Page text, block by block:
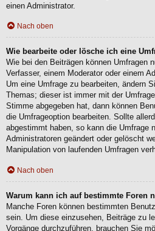
einen Administrator.
Nach oben
Wie bearbeite oder lösche ich eine
Wie bei den Beiträgen können Umfragen
Verfasser, einem Moderator oder einem
Um eine Umfrage zu bearbeiten, ändern
Themas; dieser ist immer mit der
Stimme abgegeben hat, dann können
die Umfrageoption bearbeiten. Sollte
abgestimmt haben, so kann die Umfrage
Administratoren geändert oder gelöscht
Manipulation von laufenden Umfragen
Nach oben
Warum kann ich auf bestimmte Foren
Manche Foren können bestimmten
sein. Um diese einzusehen, Beiträge zu
Vorgänge durchzuführen, brauchen Sie